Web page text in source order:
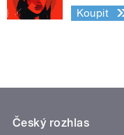
Koupit
Český rozhlas